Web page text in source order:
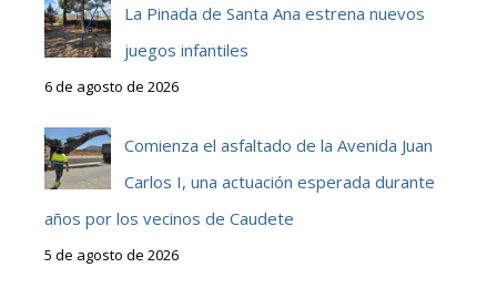
La Pinada de Santa Ana estrena nuevos
juegos infantiles
6 de agosto de 2026
Comienza el asfaltado de la Avenida Juan
Carlos I, una actuación esperada durante
años por los vecinos de Caudete
5 de agosto de 2026